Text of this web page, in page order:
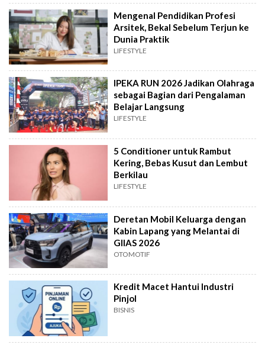
Mengenal Pendidikan Profesi
Arsitek, Bekal Sebelum Terjun ke
Dunia Praktik
LIFESTYLE
IPEKA RUN 2026 Jadikan Olahraga
sebagai Bagian dari Pengalaman
Belajar Langsung
LIFESTYLE
5 Conditioner untuk Rambut
Kering, Bebas Kusut dan Lembut
Berkilau
LIFESTYLE
Deretan Mobil Keluarga dengan
Kabin Lapang yang Melantai di
GIIAS 2026
OTOMOTIF
Kredit Macet Hantui Industri
Pinjol
BISNIS